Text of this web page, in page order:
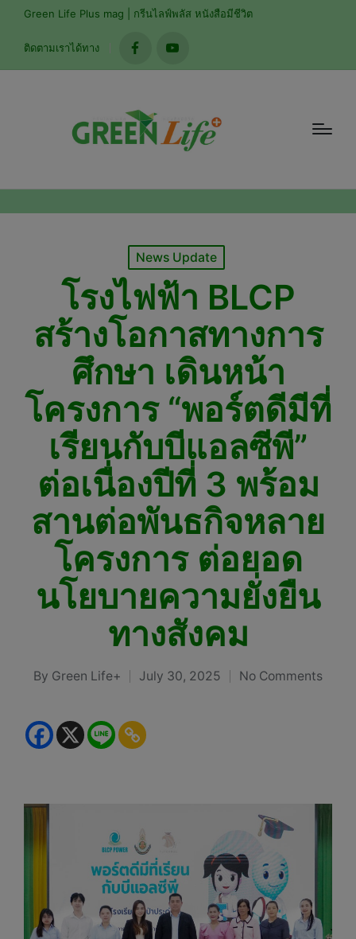
Green Life Plus mag | กรีนไลฟ์พลัส หนังสือมีชีวิต
ติดตามเราได้ทาง
facebookyoutube
Posted
News Update
โรงไฟฟ้า BLCP
สร้างโอกาสทางการ
ศึกษา เดินหน้า
โครงการ “พอร์ตดีมีที่
เรียนกับบีแอลซีพี”
ต่อเนื่องปีที่ 3 พร้อม
สานต่อพันธกิจหลาย
โครงการ ต่อยอด
นโยบายความยั่งยืน
ทางสังคม
Posted
By Green Life+ July 30, 2025 No Comments
modal-check